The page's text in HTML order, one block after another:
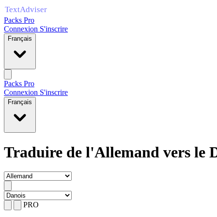
Packs Pro
Connexion S'inscrire
Français
Packs Pro
Connexion S'inscrire
Français
Traduire de l'Allemand vers le
PRO